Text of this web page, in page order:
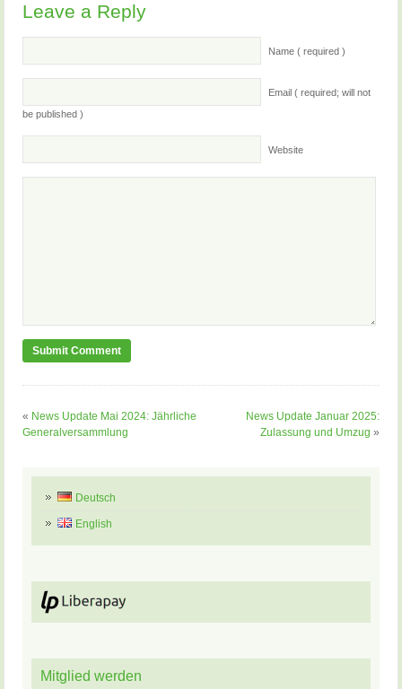
Leave a Reply
Name ( required )
Email ( required; will not
be published )
Website
« News Update Mai 2024: Jährliche
Generalversammlung
News Update Januar 2025:
Zulassung und Umzug »
Deutsch
English
Mitglied werden